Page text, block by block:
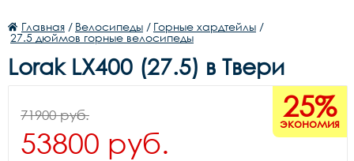
Главная / Велосипеды / Горные хардтейлы /
27.5 дюймов горные велосипеды
Lorak LX400 (27.5) в Твери
25%
экономия
71900 руб.
53800 руб.